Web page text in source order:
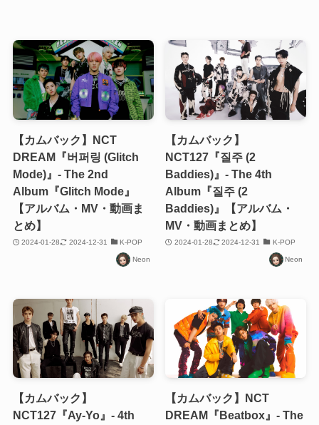
【カムバック】NCT
DREAM『버퍼링 (Glitch
Mode)』- The 2nd
Album『Glitch Mode』
【アルバム・MV・動画ま
とめ】
2024-01-28 2024-12-31 K-POP
Neon
【カムバック】
NCT127『질주 (2
Baddies)』- The 4th
Album『질주 (2
Baddies)』【アルバム・
MV・動画まとめ】
2024-01-28 2024-12-31 K-POP
Neon
【カムバック】
NCT127『Ay-Yo』- 4th
【カムバック】NCT
DREAM『Beatbox』- The